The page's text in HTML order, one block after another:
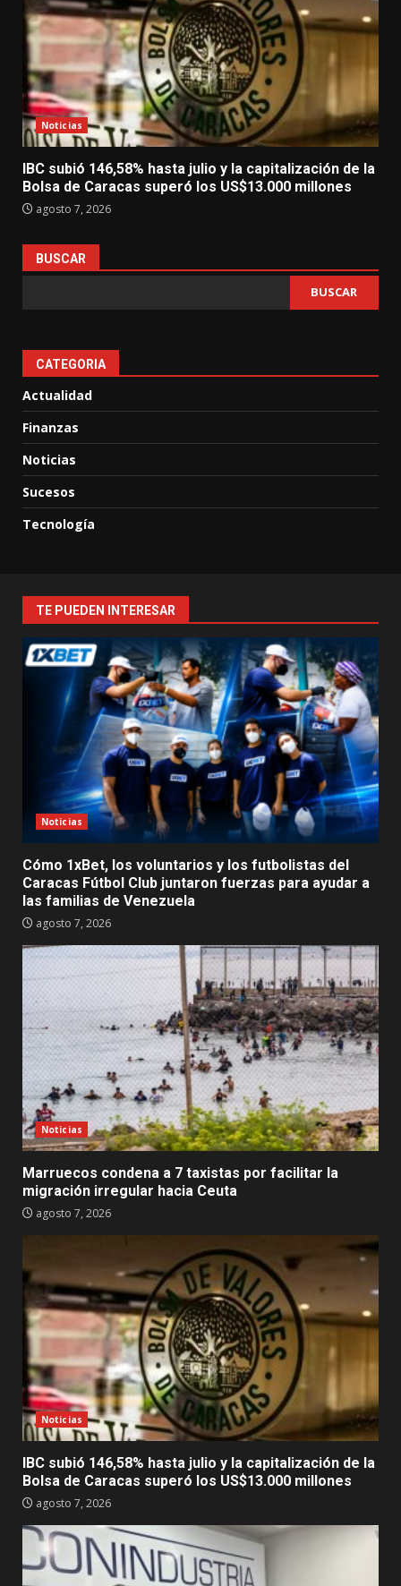
Noticias
IBC subió 146,58% hasta julio y la capitalización de la
Bolsa de Caracas superó los US$13.000 millones
agosto 7, 2026
BUSCAR
BUSCAR
CATEGORIA
Actualidad
Finanzas
Noticias
Sucesos
Tecnología
TE PUEDEN INTERESAR
Noticias
Cómo 1xBet, los voluntarios y los futbolistas del
Caracas Fútbol Club juntaron fuerzas para ayudar a
las familias de Venezuela
agosto 7, 2026
Noticias
Marruecos condena a 7 taxistas por facilitar la
migración irregular hacia Ceuta
agosto 7, 2026
Noticias
IBC subió 146,58% hasta julio y la capitalización de la
Bolsa de Caracas superó los US$13.000 millones
agosto 7, 2026